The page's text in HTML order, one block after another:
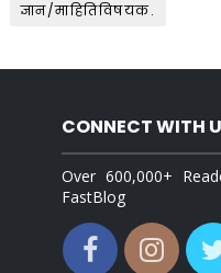
ज्ञान/माहितिविषयक.
CONNECT WITH
Over 600,000+
FastBlog